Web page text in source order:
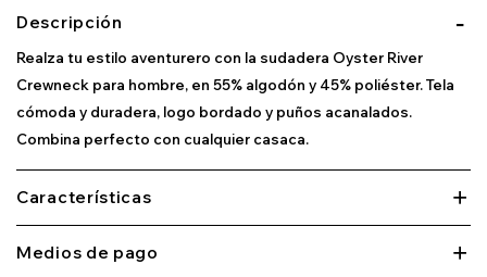
Descripción
Realza tu estilo aventurero con la sudadera Oyster River
Crewneck para hombre, en 55% algodón y 45% poliéster. Tela
cómoda y duradera, logo bordado y puños acanalados.
Combina perfecto con cualquier casaca.
Características
Medios de pago